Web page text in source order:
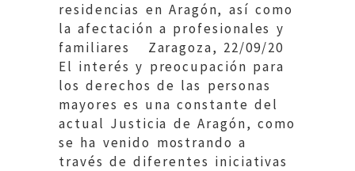
residencias en Aragón, así como
la afectación a profesionales y
familiares Zaragoza, 22/09/20
El interés y preocupación para
los derechos de las personas
mayores es una constante del
actual Justicia de Aragón, como
se ha venido mostrando a
través de diferentes iniciativas